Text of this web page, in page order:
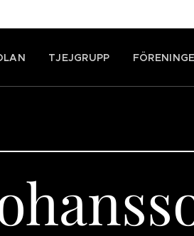
TJEJGRUPP